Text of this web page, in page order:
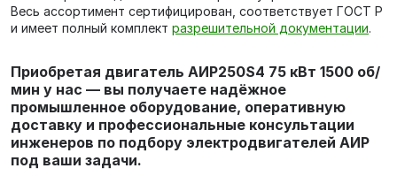
Весь ассортимент сертифицирован, соответствует ГОСТ Р
и имеет полный комплект разрешительной документации.
Приобретая двигатель АИР250S4 75 кВт 1500 об/
мин у нас — вы получаете надёжное
промышленное оборудование, оперативную
доставку и профессиональные консультации
инженеров по подбору электродвигателей АИР
под ваши задачи.